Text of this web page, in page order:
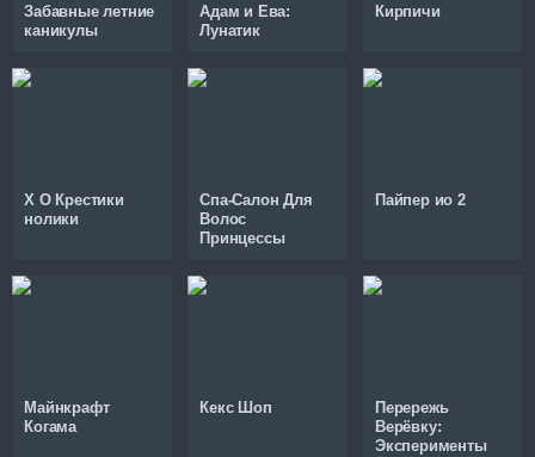
Забавные летние
каникулы
Адам и Ева:
Лунатик
Кирпичи
X O Крестики
нолики
Спа-Салон Для
Волос
Принцессы
Пайпер ио 2
Майнкрафт
Когама
Кекс Шоп
Перережь
Верёвку:
Эксперименты